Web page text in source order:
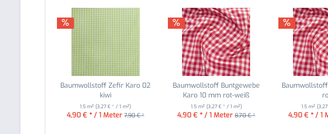
Baumwollstoff Zefir Karo 02
kiwi
1.5 m²(3,27 € * / 1 m²)
4,90 € * / 1 Meter 7,90 € *
Baumwollstoff Buntgewebe
Karo 10 mm rot-weiß
1.5 m² (3,27 € * / 1 m²)
4,90 € * / 1 Meter 8,70 € *
1.5 m²
4,90 € * / 1